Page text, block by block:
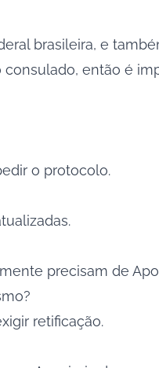
brasileira, e
então é
o protocolo.
precisam de
retificação.